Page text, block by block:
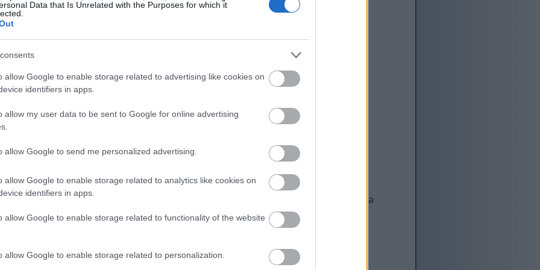
Data that Is Unrelated with the Purposes for which it
allow Google to enable storage related to advertising like cookies on
identifiers in apps.
allow my user data to be sent to Google for online advertising
allow Google to send me personalized advertising.
allow Google to enable storage related to analytics like cookies on
identifiers in apps.
allow Google to enable storage related to functionality of the website
allow Google to enable storage related to personalization.
kupusa pokazuju njegovu ravnotežu dobrih tvari. Sadrži i makronutrijente i
kupusa sadrži:
i minerala. Svaka porcija vam daje:
unosa vitamina C
unosa vitamina K
i A
namirnica. Dodavanje jelima ne samo da poboljšava okus, već i poboljšava